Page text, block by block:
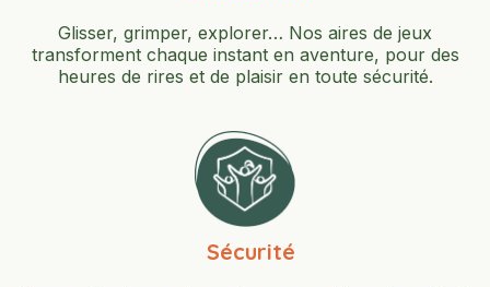
Glisser, grimper, explorer… Nos aires de jeux
transforment chaque instant en aventure, pour des
heures de rires et de plaisir en toute sécurité.
Sécurité